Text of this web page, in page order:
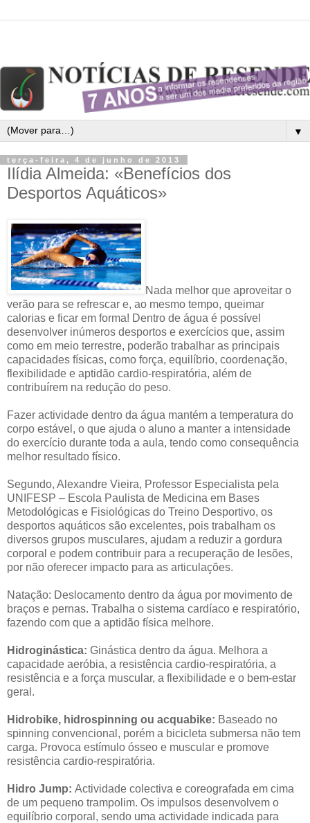
▼
terça-feira, 4 de junho de 2013
Ilídia Almeida: «Benefícios dos
Desportos Aquáticos»
Nada melhor que aproveitar o
verão para se refrescar e, ao mesmo tempo, queimar
calorias e ficar em forma! Dentro de água é possível
desenvolver inúmeros desportos e exercícios que, assim
como em meio terrestre, poderão trabalhar as principais
capacidades físicas, como força, equilíbrio, coordenação,
flexibilidade e aptidão cardio-respiratória, além de
contribuírem na redução do peso.
Fazer actividade dentro da água mantém a temperatura do
corpo estável, o que ajuda o aluno a manter a intensidade
do exercício durante toda a aula, tendo como consequência
melhor resultado físico.
Segundo, Alexandre Vieira, Professor Especialista pela
UNIFESP – Escola Paulista de Medicina em Bases
Metodológicas e Fisiológicas do Treino Desportivo, os
desportos aquáticos são excelentes, pois trabalham os
diversos grupos musculares, ajudam a reduzir a gordura
corporal e podem contribuir para a recuperação de lesões,
por não oferecer impacto para as articulações.
Natação: Deslocamento dentro da água por movimento de
braços e pernas. Trabalha o sistema cardíaco e respiratório,
fazendo com que a aptidão física melhore.
Hidroginástica: Ginástica dentro da água. Melhora a
capacidade aeróbia, a resistência cardio-respiratória, a
resistência e a força muscular, a flexibilidade e o bem-estar
geral.
Hidrobike, hidrospinning ou acquabike: Baseado no
spinning convencional, porém a bicicleta submersa não tem
carga. Provoca estímulo ósseo e muscular e promove
resistência cardio-respiratória.
Hidro Jump: Actividade colectiva e coreografada em cima
de um pequeno trampolim. Os impulsos desenvolvem o
equilíbrio corporal, sendo uma actividade indicada para